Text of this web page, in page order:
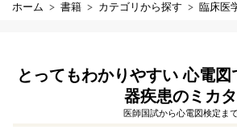
ホーム
書籍 カテゴリから探す 臨床医
とってもわかりやすい 心電
器疾患のミカタ
医師国試から心電図検定ま